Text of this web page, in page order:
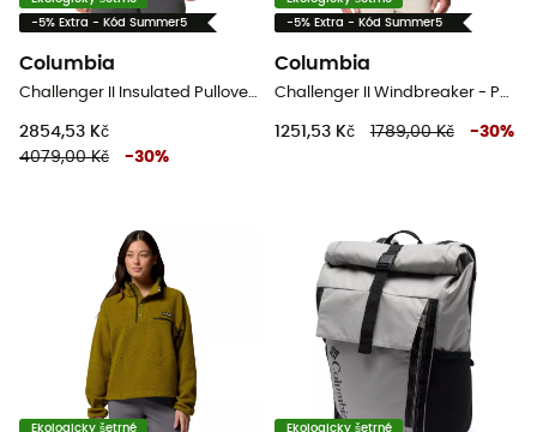
-5% Extra - Kód Summer5
Columbia
Challenger II Insulated Pullover - Pánská bunda
2854,53 Kč
4079,00 Kč
-30%
-5% Extra - Kód Summer5
Columbia
Challenger II Windbreaker - Pánská větrovka
1251,53 Kč 1789,00 Kč -30%
Ekologicky šetrné Ekologicky šetrné